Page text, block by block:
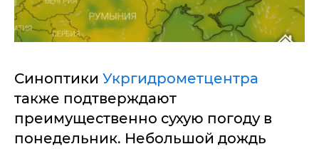
Синоптики Укргидрометцентра
также подтверждают
преимущественно сухую погоду в
понедельник. Небольшой дождь